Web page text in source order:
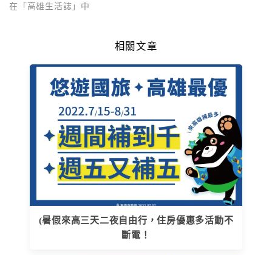
在「高雄生活誌」中
相關文章
(暑假來高三天二夜自由行，住房優惠多活動不
斷電！